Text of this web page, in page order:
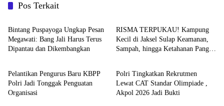
Pos Terkait
News
Bintang Puspayoga Ungkap Pesan
Megawati: Bang Jali Harus Terus
Dipantau dan Dikembangkan
RISMA TERPUKAU! Kampung
Kecil di Jaksel Sulap Keamanan,
Sampah, hingga Ketahanan Pangan
News
Pelantikan Pengurus Baru KBPP
Polri Jadi Tonggak Penguatan
Organisasi
News
Polri Tingkatkan Rekrutmen
Lewat CAT Standar Olimpiade ,
Akpol 2026 Jadi Bukti
News News